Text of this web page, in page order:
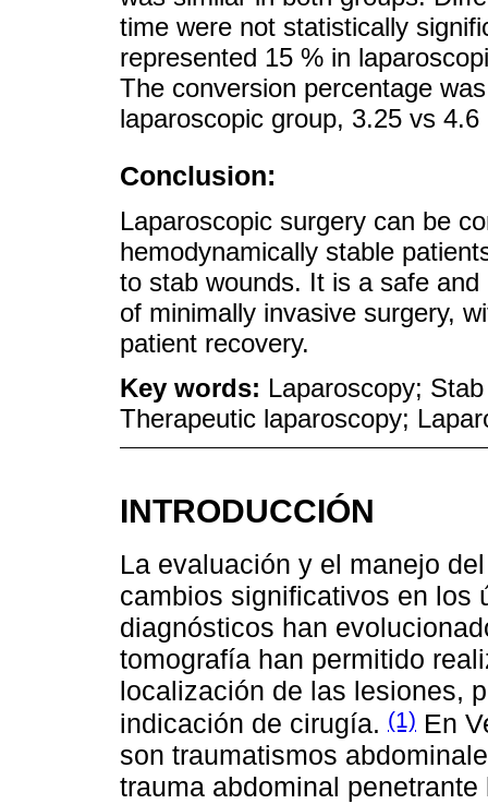
time were not statistically
represented 15 % in
The conversion percentage
laparoscopic group, 3.25 vs
Conclusion:
Laparoscopic surgery can be
hemodynamically stable
to stab wounds. It is a safe
of minimally invasive surgery,
patient recovery.
Key words: Laparoscopy;
Therapeutic laparoscopy;
INTRODUCCIÓN
La evaluación y el manejo
cambios significativos en los
diagnósticos han
tomografía han permitido
localización de las lesiones,
indicación de cirugía. (1) En
son traumatismos
trauma abdominal